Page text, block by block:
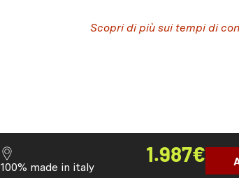
Scopri di più sui tempi di
100% made in italy
1.987€